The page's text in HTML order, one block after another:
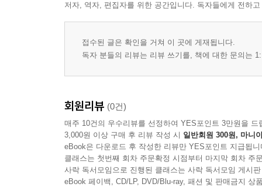
프로세스 운영 점검 방식
챕터 4 커뮤니케이션 운영 체계
정기 회의의 목적과 유형
비동기 소통 규칙
결정 사항 공지와 공유 범위
협업 채널과 문서의 연동
커뮤니케이션 오류 예방 규칙
챕터 5 디자인 산출물 관리 체계
저자, 역자, 편집자를 위한 공간입니다. 독자들에게 전하
접수된 글은 확인을 거쳐 이 곳에 게재됩니다.
독자 분들의 리뷰는 리뷰 쓰기를, 책에 대한 문의는
회원리뷰 (0건)
매주 10건의 우수리뷰를 선정하여 YES포인트 3만원을 드
3,000원 이상 구매 후 리뷰 작성 시 일반회원 300원, 마니
eBook은 다운로드 후 작성한 리뷰만 YES포인트 지급됩니
클래스는 첫번째 회차 주문확정 시점부터 마지막 회차 주
사락 독서모임으로 진행된 클래스는 사락 독서모임 게시
eBook 페이백, CD/LP, DVD/Blu-ray, 패션 및 판매금지 상